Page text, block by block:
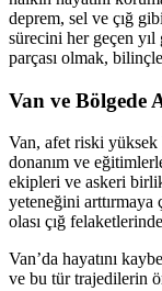
deprem, sel ve çığ
sürecini her geçen
parçası olmak,
Van ve Bölgede
Van, afet riski
donanım ve
ekipleri ve askeri
yeteneğini arttırmaya
olası çığ
Van’da hayatını
ve bu tür trajedilerin